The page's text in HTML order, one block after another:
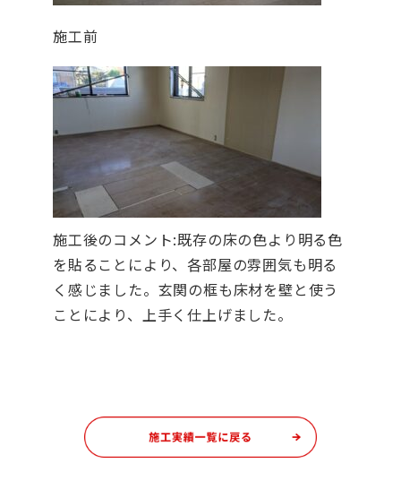
施工前
施工後のコメント:既存の床の色より明る色
を貼ることにより、各部屋の雰囲気も明る
く感じました。玄関の框も床材を壁と使う
ことにより、上手く仕上げました。